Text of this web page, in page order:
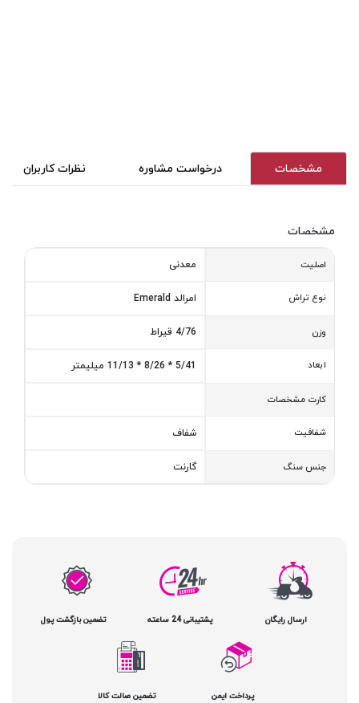
مشخصات درخواست مشاوره نظرات کاربران
مشخصات
اصلیت معدنی
نوع تراش امرالد Emerald
وزن 4/76 قیراط
ابعاد 5/41 * 8/26 * 11/13 میلیمتر
کارت مشخصات
شفافیت شفاف
جنس سنگ گارنت
ارسال رایگان پشتیبانی 24 ساعته تضمین بازگشت پول
پرداخت ایمن تضمین صالت کالا